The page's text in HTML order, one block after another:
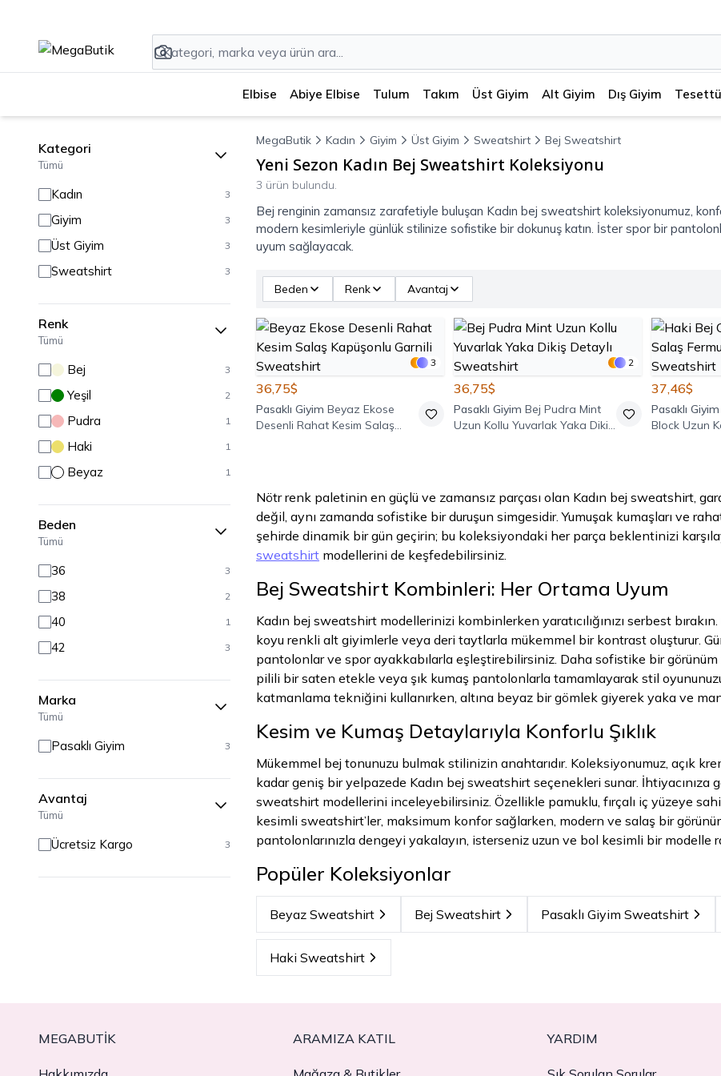
Elbise Abiye Elbise Tulum Takım Üst Giyim Alt Giyim Dış Giyim
Kategori
Tümü
Kadın 3
Giyim 3
Üst Giyim 3
Sweatshirt 3
Renk
Tümü
Bej 3
Yeşil 2
Pudra 1
Haki 1
Beyaz 1
Beden
Tümü
36 3
38 2
40 1
42 3
Marka
Tümü
Pasaklı Giyim 3
Avantaj
Tümü
Ücretsiz Kargo 3
MegaButik Kadın Giyim Üst Giyim Sweatshirt Bej Sweatshirt
Yeni Sezon Kadın Bej Sweatshirt Koleksiyonu
3 ürün bulundu.
Bej renginin zamansız zarafetiyle buluşan Kadın bej sweatshirt koleksiyonumuz,
modern kesimleriyle günlük stilinize sofistike bir dokunuş katın. İster spor bir
uyum sağlayacak.
Beden Renk Avantaj
3
36,75$
Pasaklı Giyim Beyaz Ekose
Desenli Rahat Kesim Salaş
2
36,75$
Pasaklı Giyim Bej Pudra Mint
Uzun Kollu Yuvarlak Yaka Dikiş
37,46$
Pasaklı Giyim
Block Uzun
Nötr renk paletinin en güçlü ve zamansız parçası olan Kadın bej sweatshirt,
değil, aynı zamanda sofistike bir duruşun simgesidir. Yumuşak kumaşları ve
şehirde dinamik bir gün geçirin; bu koleksiyondaki her parça beklentinizi
sweatshirt modellerini de keşfedebilirsiniz.
Bej Sweatshirt Kombinleri: Her Ortama Uyum
Kadın bej sweatshirt modellerinizi kombinlerken yaratıcılığınızı serbest
koyu renkli alt giyimlerle veya deri taytlarla mükemmel bir kontrast oluşturur.
pantolonlar ve spor ayakkabılarla eşleştirebilirsiniz. Daha sofistike bir
pilili bir saten etekle veya şık kumaş pantolonlarla tamamlayarak stil
katmanlama tekniğini kullanırken, altına beyaz bir gömlek giyerek yaka ve
Kesim ve Kumaş Detaylarıyla Konforlu Şıklık
Mükemmel bej tonunuzu bulmak stilinizin anahtarıdır. Koleksiyonumuz, açık
kadar geniş bir yelpazede Kadın bej sweatshirt seçenekleri sunar. İhtiyacınıza
sweatshirt modellerini inceleyebilirsiniz. Özellikle pamuklu, fırçalı iç yüzeye
kesimli sweatshirt’ler, maksimum konfor sağlarken, modern ve salaş bir
pantolonlarınızla dengeyi yakalayın, isterseniz uzun ve bol kesimli bir modelle
Popüler Koleksiyonlar
Beyaz Sweatshirt Bej Sweatshirt Pasaklı Giyim Sweatshirt
Haki Sweatshirt
MEGABUTIK ARAMIZA KATIL YARDIM